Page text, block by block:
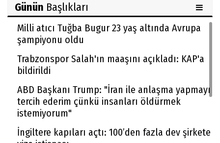
Günün Başlıkları
Milli atıcı Tuğba Bugur 23 yaş altında Avrupa
şampiyonu oldu
Trabzonspor Salah'ın maaşını açıkladı: KAP'a
bildirildi
ABD Başkanı Trump: "İran ile anlaşma yapmayı
tercih ederim çünkü insanları öldürmek
istemiyorum"
İngiltere kapıları açtı: 100’den fazla dev şirkete